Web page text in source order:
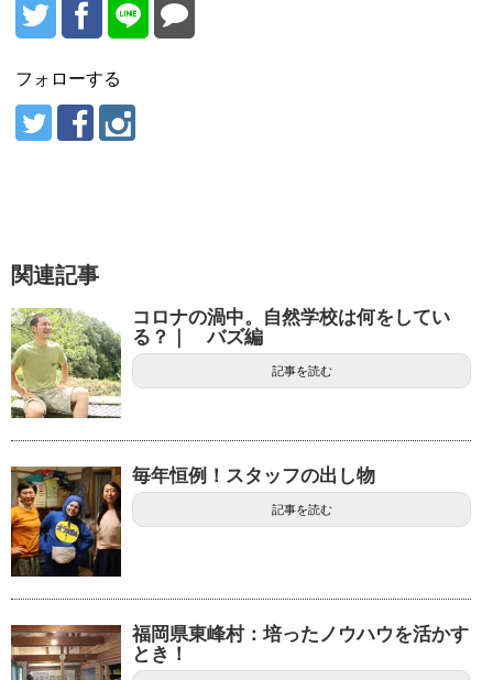
フォローする
関連記事
コロナの渦中。自然学校は何をしてい
る？｜ バズ編
記事を読む
毎年恒例！スタッフの出し物
記事を読む
福岡県東峰村：培ったノウハウを活かす
とき！